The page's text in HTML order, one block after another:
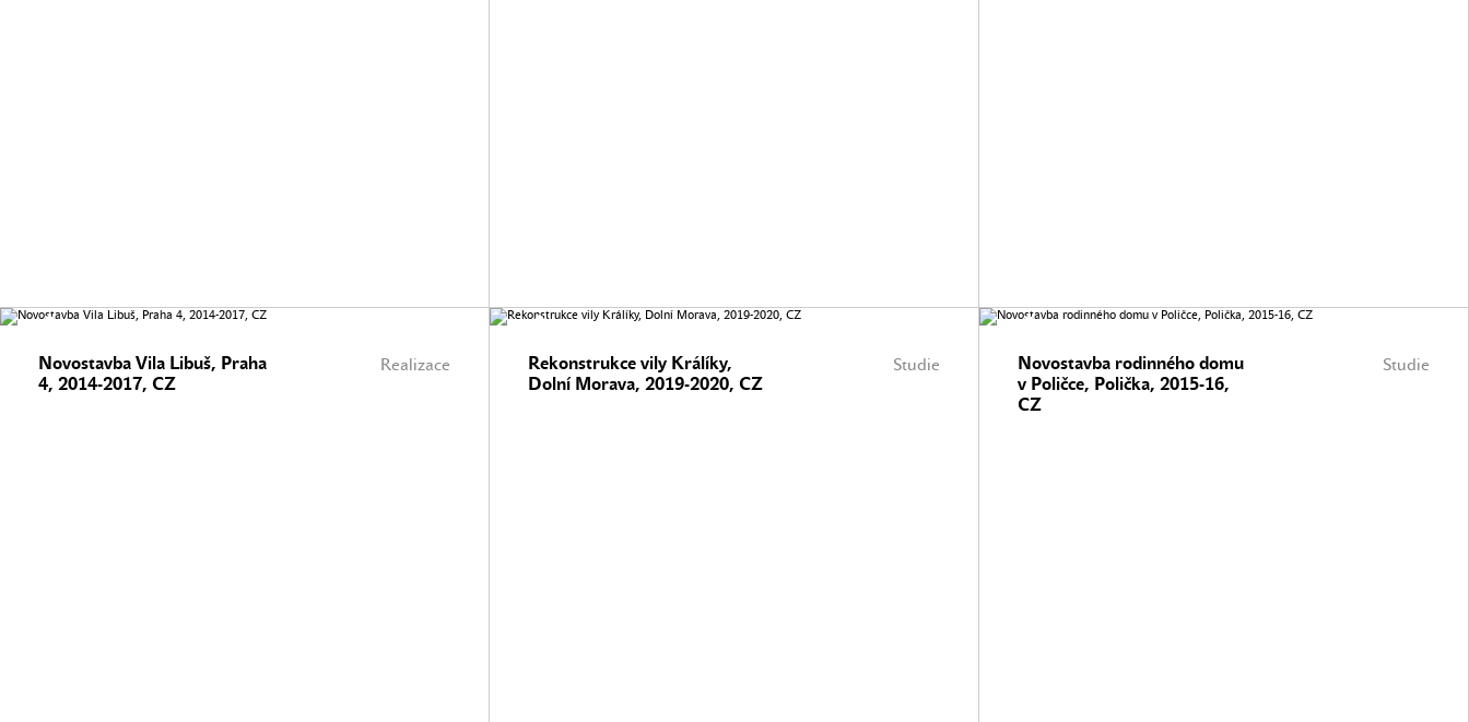
Realizace
Novostavba Vila Libuš, Praha
4, 2014-2017, CZ
Studie
Rekonstrukce vily Králíky,
Dolní Morava, 2019-2020, CZ
Studie
Novostavba rodinného domu
v Poličce, Polička, 2015-16,
CZ